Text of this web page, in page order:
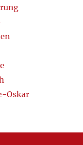
Oskar